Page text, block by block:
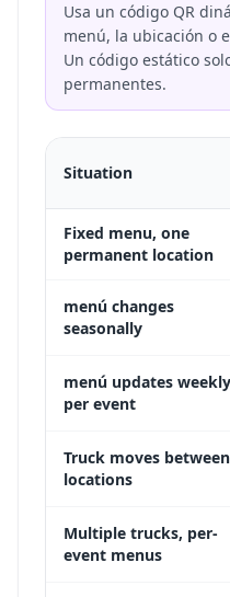
Usa un código QR
menú, la ubicación o
Un código estático
permanentes.
Situation
Fixed menu, one
permanent location
menú changes
seasonally
menú updates
per event
Truck moves between
locations
Multiple trucks, per-
event menus